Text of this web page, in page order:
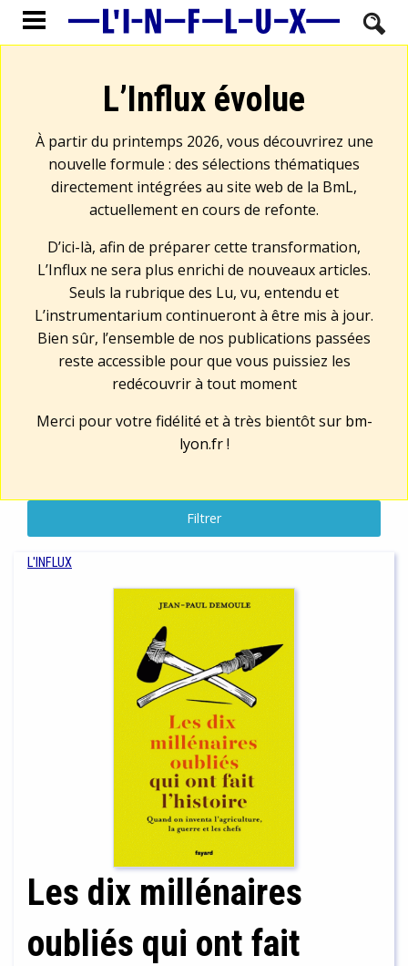
L’Influx évolue
À partir du printemps 2026, vous découvrirez une
nouvelle formule : des sélections thématiques
directement intégrées au site web de la BmL,
actuellement en cours de refonte.
D’ici-là, afin de préparer cette transformation,
L’Influx ne sera plus enrichi de nouveaux articles.
Seuls la rubrique des Lu, vu, entendu et
L’instrumentarium continueront à être mis à jour.
Bien sûr, l’ensemble de nos publications passées
reste accessible pour que vous puissiez les
redécouvrir à tout moment
Merci pour votre fidélité et à très bientôt sur bm-
lyon.fr!
Filtrer
L'INFLUX
Les dix millénaires
oubliés qui ont fait